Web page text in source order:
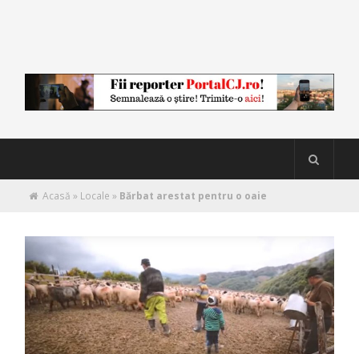
Acasă » Locale » Bărbat arestat pentru o oaie